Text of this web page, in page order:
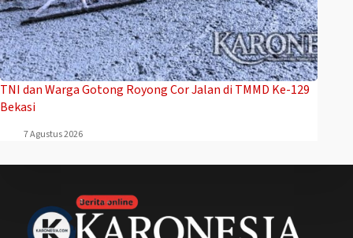
TNI dan Warga Gotong Royong Cor Jalan di TMMD Ke-129
Bekasi
7 Agustus 2026